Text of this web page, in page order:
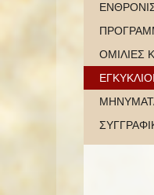
ΟΜΙΛΙΕΣ
ΕΓΚΥΚΛΙΟΙ